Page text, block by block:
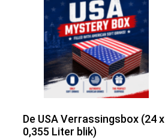
De USA Verrassingsbox (24 x
0,355 Liter blik)